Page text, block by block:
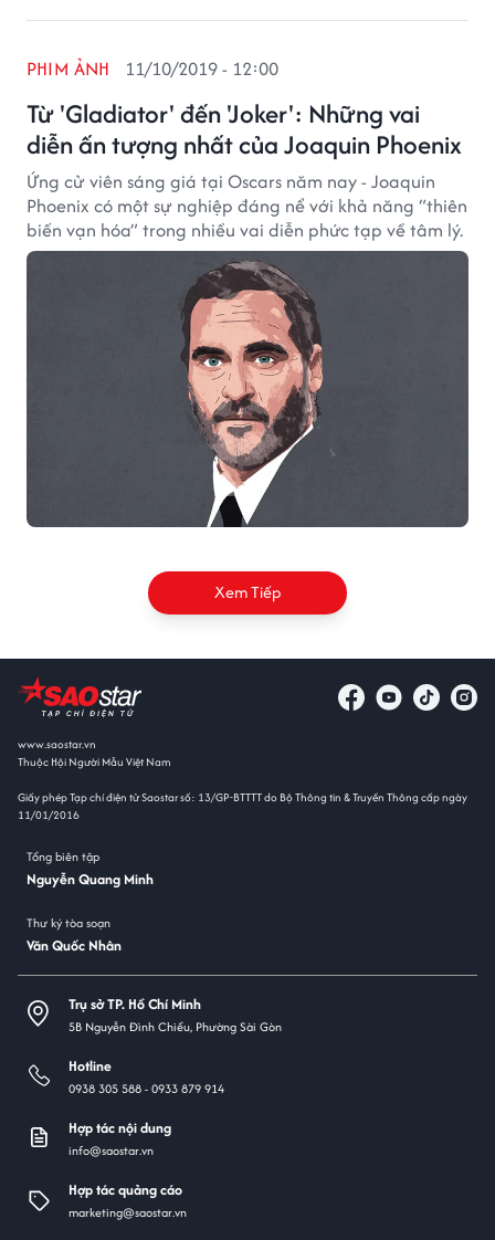
Từ 'Gladiator' đến 'Joker': Những vai
diễn ấn tượng nhất của Joaquin Phoenix
PHIM ẢNH 11/10/2019 - 12:00
Ứng cử viên sáng giá tại Oscars năm nay - Joaquin
Phoenix có một sự nghiệp đáng nể với khả năng “thiên
biến vạn hóa” trong nhiều vai diễn phức tạp về tâm lý.
Xem Tiếp
www.saostar.vn
Thuộc Hội Người Mẫu Việt Nam
Giấy phép Tạp chí điện tử Saostar số: 13/GP-BTTTT do Bộ Thông tin & Truyền Thông cấp ngày
11/01/2016
Tổng biên tập
Nguyễn Quang Minh
Thư ký tòa soạn
Văn Quốc Nhân
Trụ sở TP. Hồ Chí Minh
5B Nguyễn Đình Chiểu, Phường Sài Gòn
Hotline
0938 305 588 -0933 879 914
Hợp tác nội dung
info@saostar.vn
Hợp tác quảng cáo
marketing@saostar.vn